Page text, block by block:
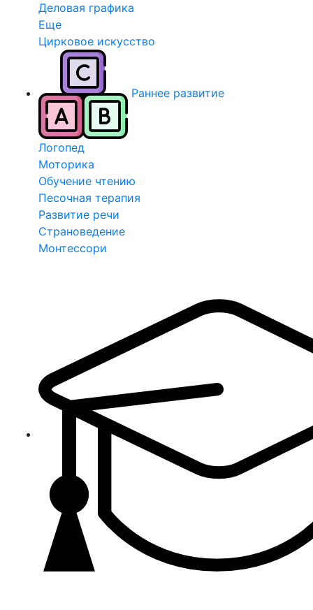
Деловая графика
Еще
Цирковое искусство
Раннее развитие
Логопед
Моторика
Обучение чтению
Песочная терапия
Развитие речи
Страноведение
Монтессори